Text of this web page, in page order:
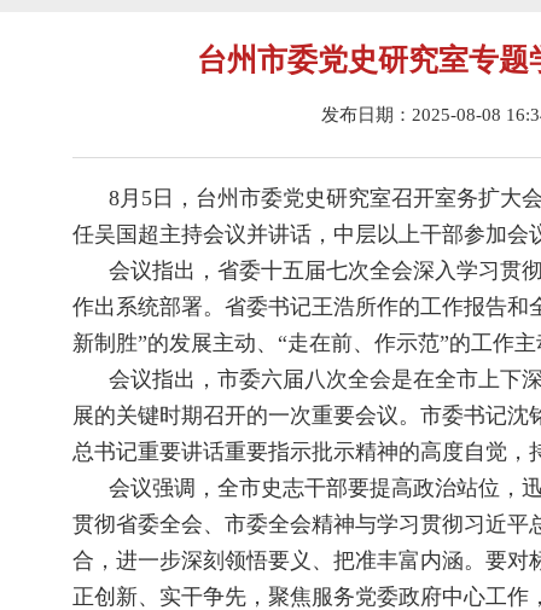
台州市委党史研究室专
发布日期：2025-08-08
8月5日，台州市委党史研究室召开室务扩大
任吴国超主持会议并讲话，中层以上干部参加会
会议指出，省委十五届七次全会深入学习贯
作出系统部署。省委书记王浩所作的工作报告
新制胜”的发展主动、“走在前、作示范”的工作
会议指出，市委六届八次全会是在全市上下
展的关键时期召开的一次重要会议。市委书记
总书记重要讲话重要指示批示精神的高度自觉
会议强调，全市史志干部要提高政治站位，
贯彻省委全会、市委全会精神与学习贯彻习近
合，进一步深刻领悟要义、把准丰富内涵。要
正创新、实干争先，聚焦服务党委政府中心工